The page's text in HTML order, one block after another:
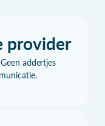
provider
addertjes